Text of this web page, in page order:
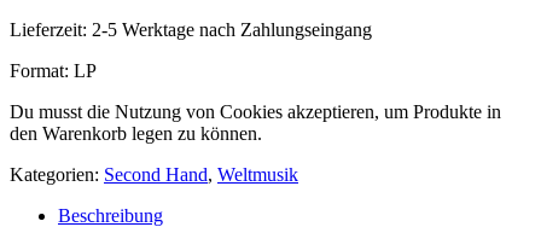
Lieferzeit: 2-5 Werktage nach Zahlungseingang
Format: LP
Du musst die Nutzung von Cookies akzeptieren, um Produkte in
den Warenkorb legen zu können.
Kategorien: Second Hand, Weltmusik
Beschreibung